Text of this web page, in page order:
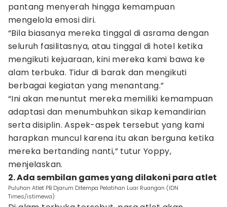
pantang menyerah hingga kemampuan
mengelola emosi diri.
“Bila biasanya mereka tinggal di asrama dengan
seluruh fasilitasnya, atau tinggal di hotel ketika
mengikuti kejuaraan, kini mereka kami bawa ke
alam terbuka. Tidur di barak dan mengikuti
berbagai kegiatan yang menantang.”
“Ini akan menuntut mereka memiliki kemampuan
adaptasi dan menumbuhkan sikap kemandirian
serta disiplin. Aspek-aspek tersebut yang kami
harapkan muncul karena itu akan berguna ketika
mereka bertanding nanti,” tutur Yoppy,
menjelaskan.
2. Ada sembilan games yang dilakoni para atlet
Puluhan Atlet PB Djarum Ditempa Pelatihan Luar Ruangan (IDN
Times/istimewa)